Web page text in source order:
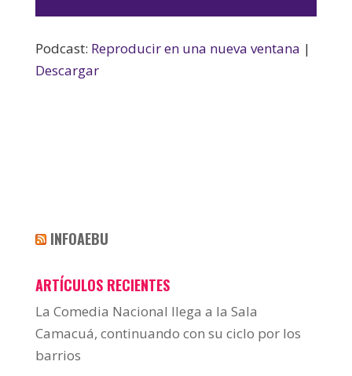
Podcast: Reproducir en una nueva ventana |
Descargar
INFOAEBU
ARTÍCULOS RECIENTES
La Comedia Nacional llega a la Sala
Camacuá, continuando con su ciclo por los
barrios